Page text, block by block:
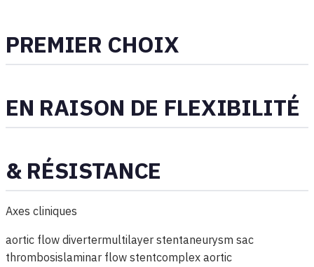
PREMIER CHOIX
EN RAISON DE FLEXIBILITÉ
& RÉSISTANCE
Axes cliniques
aortic flow divertermultilayer stentaneurysm sac
thrombosislaminar flow stentcomplex aortic